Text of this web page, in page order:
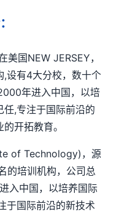
国NEW JERSEY，
,设有4大分校，数十个
年进入中国，以培
,专注于国际前沿的
开拓教育。
of Technology)，源
的培训机构，公司总
入中国，以培养国际
于国际前沿的新技术